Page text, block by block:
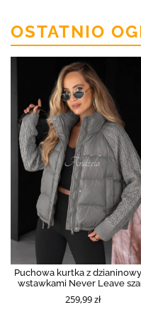
OSTATNIO
Puchowa kurtka z
wstawkami Never Leave
259,99 zł